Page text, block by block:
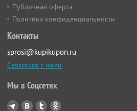
Публичная оферта
Политика конфиденциальности
Контакты
sprosi@kupikupon.ru
Связаться с нами
Мы в Соцсетях